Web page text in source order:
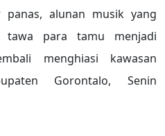
alunan musik yang
tawa para tamu menjadi
menghiasi kawasan
Gorontalo, Senin